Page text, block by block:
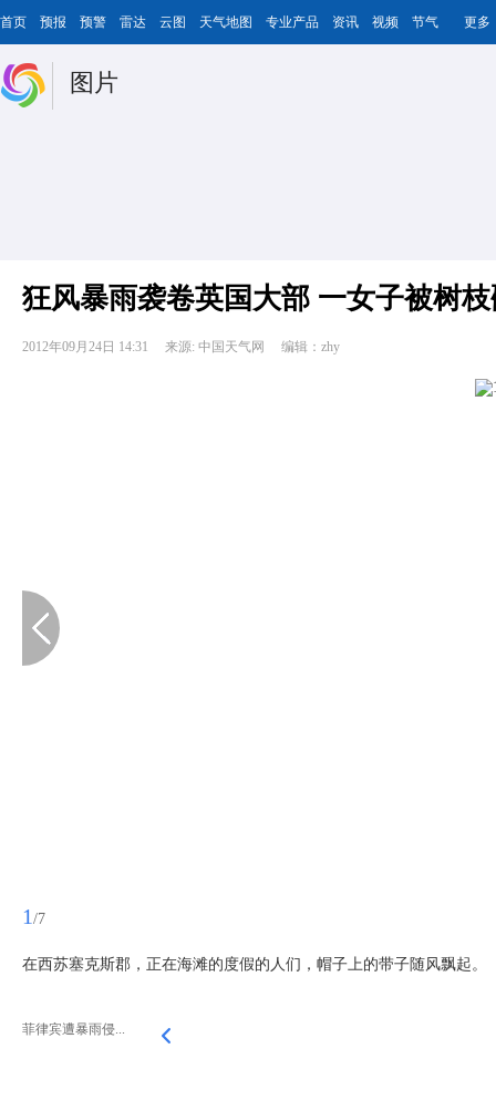
首页 预报 预警 雷达 云图 天气地图 专业产品 资讯 视频 节气 更多
图片
狂风暴雨袭卷英国大部 一女子被树
2012年09月24日 14:31 来源: 中国天气网 编辑：zhy
1 /7
在西苏塞克斯郡，正在海滩的度假的人们，帽子上的带子随风飘起。
菲律宾遭暴雨侵...